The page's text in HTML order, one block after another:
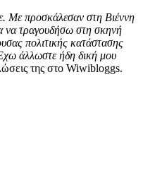
Με προσκάλεσαν στη Βιέννη
να τραγουδήσω στη σκηνή
πολιτικής κατάστασης
άλλωστε ήδη δική μου
της στο Wiwibloggs.